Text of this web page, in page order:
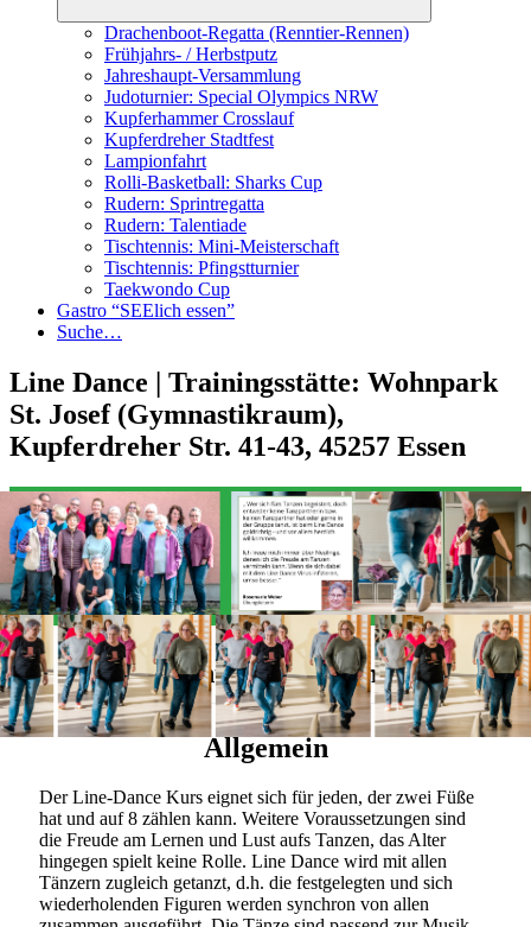
Drachenboot-Regatta (Renntier-Rennen)
Frühjahrs- / Herbstputz
Jahreshaupt-Versammlung
Judoturnier: Special Olympics NRW
Kupferhammer Crosslauf
Kupferdreher Stadtfest
Lampionfahrt
Rolli-Basketball: Sharks Cup
Rudern: Sprintregatta
Rudern: Talentiade
Tischtennis: Mini-Meisterschaft
Tischtennis: Pfingstturnier
Taekwondo Cup
Gastro “SEElich essen”
Suche…
Line Dance | Trainingsstätte: Wohnpark
St. Josef (Gymnastikraum),
Kupferdreher Str. 41-43, 45257 Essen
Alles Wichtige auf einen Blick
Allgemein
Der Line-Dance Kurs eignet sich für jeden, der zwei Füße
hat und auf 8 zählen kann. Weitere Voraussetzungen sind
die Freude am Lernen und Lust aufs Tanzen, das Alter
hingegen spielt keine Rolle. Line Dance wird mit allen
Tänzern zugleich getanzt, d.h. die festgelegten und sich
wiederholenden Figuren werden synchron von allen